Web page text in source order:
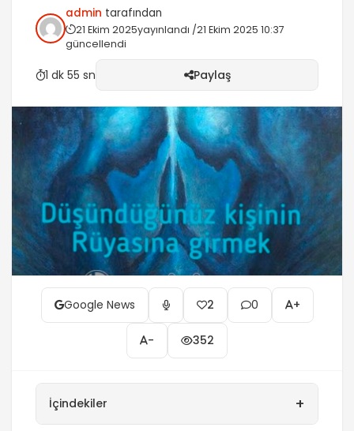
beyin bilinçdışı yapılan tüm telkinleri kabul eder.
Yani alfa dalgasını kullanarak istediğiniz kişinin
uyuyor olabileceği zamanda o kişinin rüyalarına
girebilmeniz mümkün. Gideni Getirmek için Dua
× Sevdiğimiz Kişinin...
admin tarafından
21 Ekim 2025yayınlandı /21 Ekim 2025 10:37
güncellendi
1 dk 55 sn Paylaş
Google News 2 0 +
- 352
İçindekiler +